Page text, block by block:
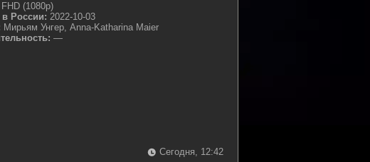
FHD (1080p)
России: 2022-10-03
Мирьям Унгер, Anna-Katharina Maier
—
Сегодня, 12:42